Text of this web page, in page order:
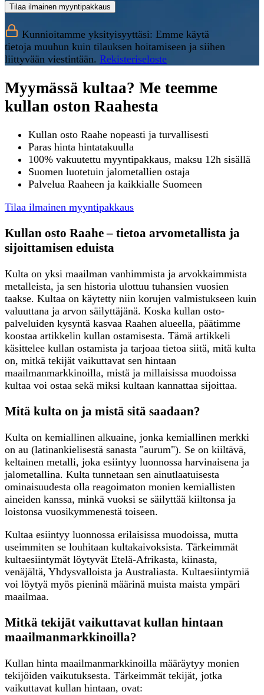
Tilaa ilmainen myyntipakkaus
Kunnioitamme yksityisyyttäsi: Emme käytä
tietoja muuhun kuin tilauksen hoitamiseen ja siihen
liittyvään viestintään. Rekisteriseloste
Myymässä kultaa? Me teemme
kullan oston Raahesta
Kullan osto Raahe nopeasti ja turvallisesti
Paras hinta hintatakuulla
100% vakuutettu myyntipakkaus, maksu 12h sisällä
Suomen luotetuin jalometallien ostaja
Palvelua Raaheen ja kaikkialle Suomeen
Tilaa ilmainen myyntipakkaus
Kullan osto Raahe – tietoa arvometallista ja
sijoittamisen eduista
Kulta on yksi maailman vanhimmista ja arvokkaimmista
metalleista, ja sen historia ulottuu tuhansien vuosien
taakse. Kultaa on käytetty niin korujen valmistukseen kuin
valuuttana ja arvon säilyttäjänä. Koska kullan osto-
palveluiden kysyntä kasvaa Raahen alueella, päätimme
koostaa artikkelin kullan ostamisesta. Tämä artikkeli
käsittelee kullan ostamista ja tarjoaa tietoa siitä, mitä kulta
on, mitkä tekijät vaikuttavat sen hintaan
maailmanmarkkinoilla, mistä ja millaisissa muodoissa
kultaa voi ostaa sekä miksi kultaan kannattaa sijoittaa.
Mitä kulta on ja mistä sitä saadaan?
Kulta on kemiallinen alkuaine, jonka kemiallinen merkki
on au (latinankielisestä sanasta "aurum"). Se on kiiltävä,
keltainen metalli, joka esiintyy luonnossa harvinaisena ja
jalometallina. Kulta tunnetaan sen ainutlaatuisesta
ominaisuudesta olla reagoimaton monien kemiallisten
aineiden kanssa, minkä vuoksi se säilyttää kiiltonsa ja
loistonsa vuosikymmenestä toiseen.
Kultaa esiintyy luonnossa erilaisissa muodoissa, mutta
useimmiten se louhitaan kultakaivoksista. Tärkeimmät
kultaesiintymät löytyvät Etelä-Afrikasta, kiinasta,
venäjältä, Yhdysvalloista ja Australiasta. Kultaesiintymiä
voi löytyä myös pieninä määrinä muista maista ympäri
maailmaa.
Mitkä tekijät vaikuttavat kullan hintaan
maailmanmarkkinoilla?
Kullan hinta maailmanmarkkinoilla määräytyy monien
tekijöiden vaikutuksesta. Tärkeimmät tekijät, jotka
vaikuttavat kullan hintaan, ovat: